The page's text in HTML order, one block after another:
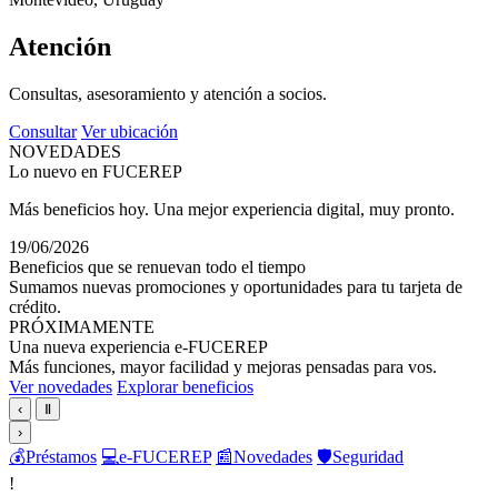
Atención
Consultas, asesoramiento y atención a socios.
Consultar Ver ubicación
NOVEDADES
Lo nuevo en FUCEREP
Más beneficios hoy. Una mejor experiencia digital, muy pronto.
19/06/2026
Beneficios que se renuevan todo el tiempo
Sumamos nuevas promociones y oportunidades para tu tarjeta de
crédito.
PRÓXIMAMENTE
Una nueva experiencia e-FUCEREP
Más funciones, mayor facilidad y mejoras pensadas para vos.
Ver novedades Explorar beneficios
‹
Ⅱ
›
💰Préstamos 💻e-FUCEREP 📰Novedades 🛡️Seguridad
!